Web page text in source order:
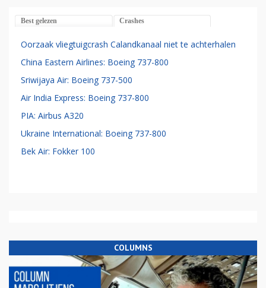
Best gelezen Crashes
Oorzaak vliegtuigcrash Calandkanaal niet te achterhalen
China Eastern Airlines: Boeing 737-800
Sriwijaya Air: Boeing 737-500
Air India Express: Boeing 737-800
PIA: Airbus A320
Ukraine International: Boeing 737-800
Bek Air: Fokker 100
COLUMNS